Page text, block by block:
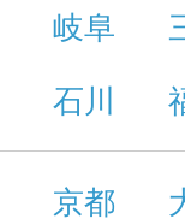
岐阜
石川
京都